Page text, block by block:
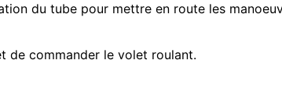
du tube pour mettre en route les
de commander le volet roulant.